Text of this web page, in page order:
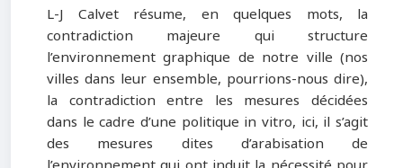
L-J Calvet résume, en quelques mots, la
contradiction majeure qui structure
l’environnement graphique de notre ville (nos
villes dans leur ensemble, pourrions-nous dire),
la contradiction entre les mesures décidées
dans le cadre d’une politique in vitro, ici, il s’agit
des mesures dites d’arabisation de